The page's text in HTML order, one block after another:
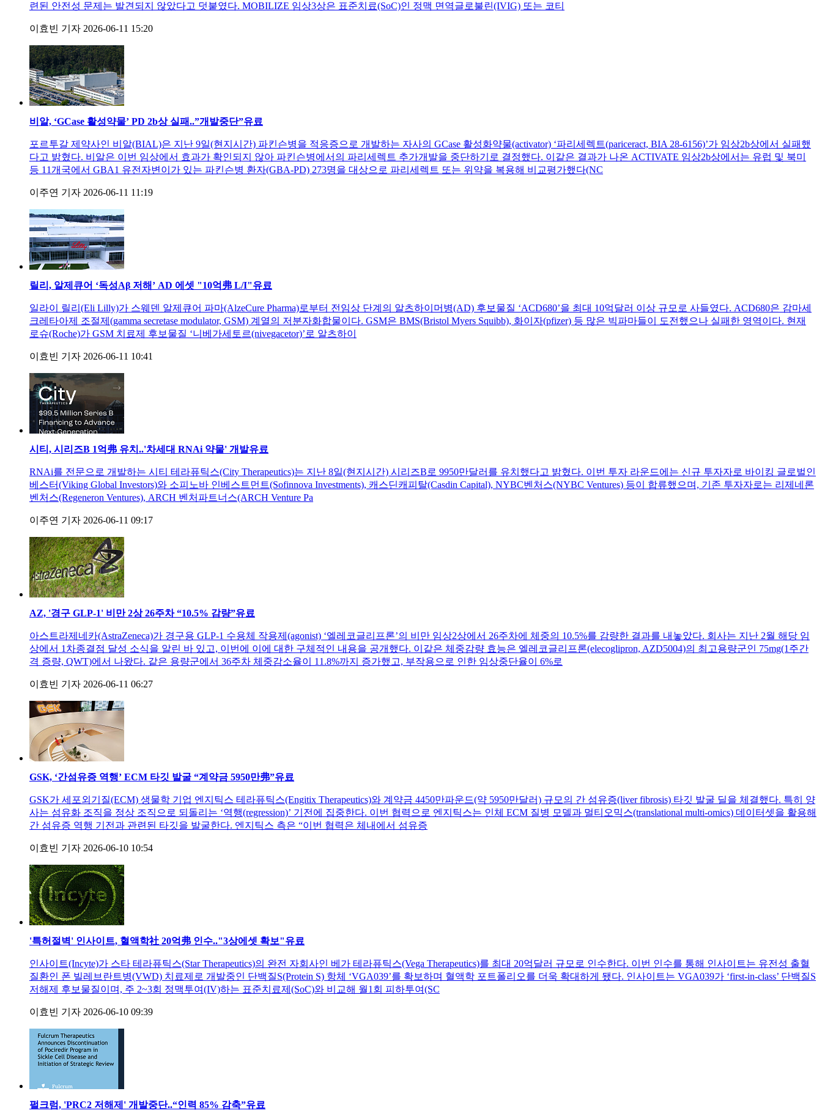
련된 안전성 문제는 발견되지 않았다고 덧붙였다. MOBILIZE 임상3상은 표준치료(SoC)인 정맥 면역글로불린(IVIG) 또는 코티
이효빈 기자 2026-06-11 15:20
비알, ‘GCase 활성약물’ PD 2b상 실패..”개발중단”유료
포르투갈 제약사인 비알(BIAL)은 지난 9일(현지시간) 파킨슨병을 적응증으로 개발하는 자사의 GCase 활성화약물(activator) ‘파리세렉트(pariceract, BIA 28-6156)’가 임상2b상에서 실패했
다고 밝혔다. 비알은 이번 임상에서 효과가 확인되지 않아 파킨슨병에서의 파리세렉트 추가개발을 중단하기로 결정했다. 이같은 결과가 나온 ACTIVATE 임상2b상에서는 유럽 및 북미
등 11개국에서 GBA1 유전자변이가 있는 파킨슨병 환자(GBA-PD) 273명을 대상으로 파리세렉트 또는 위약을 복용해 비교평가했다(NC
이주연 기자 2026-06-11 11:19
릴리, 알제큐어 ‘독성Aβ 저해’ AD 에셋 "10억弗 L/I"유료
일라이 릴리(Eli Lilly)가 스웨덴 알제큐어 파마(AlzeCure Pharma)로부터 전임상 단계의 알츠하이머병(AD) 후보물질 ‘ACD680’을 최대 10억달러 이상 규모로 사들였다. ACD680은 감마세
크레타아제 조절제(gamma secretase modulator, GSM) 계열의 저분자화합물이다. GSM은 BMS(Bristol Myers Squibb), 화이자(pfizer) 등 많은 빅파마들이 도전했으나 실패한 영역이다. 현재
로슈(Roche)가 GSM 치료제 후보물질 ‘니베가세토르(nivegacetor)’로 알츠하이
이효빈 기자 2026-06-11 10:41
시티, 시리즈B 1억弗 유치..'차세대 RNAi 약물' 개발유료
RNAi를 전문으로 개발하는 시티 테라퓨틱스(City Therapeutics)는 지난 8일(현지시간) 시리즈B로 9950만달러를 유치했다고 밝혔다. 이번 투자 라운드에는 신규 투자자로 바이킹 글로벌인
베스터(Viking Global Investors)와 소피노바 인베스트먼트(Sofinnova Investments), 캐스딘캐피탈(Casdin Capital), NYBC벤처스(NYBC Ventures) 등이 합류했으며, 기존 투자자로는 리제네론
벤처스(Regeneron Ventures), ARCH 벤처파트너스(ARCH Venture Pa
이주연 기자 2026-06-11 09:17
AZ, '경구 GLP-1' 비만 2상 26주차 “10.5% 감량”유료
아스트라제네카(AstraZeneca)가 경구용 GLP-1 수용체 작용제(agonist) ‘엘레코글리프론’의 비만 임상2상에서 26주차에 체중의 10.5%를 감량한 결과를 내놓았다. 회사는 지난 2월 해당 임
상에서 1차종결점 달성 소식을 알린 바 있고, 이번에 이에 대한 구체적인 내용을 공개했다. 이같은 체중감량 효능은 엘레코글리프론(elecoglipron, AZD5004)의 최고용량군인 75mg(1주간
격 증량, QWT)에서 나왔다. 같은 용량군에서 36주차 체중감소율이 11.8%까지 증가했고, 부작용으로 인한 임상중단율이 6%로
이효빈 기자 2026-06-11 06:27
GSK, ‘간섬유증 역행’ ECM 타깃 발굴 “계약금 5950만弗”유료
GSK가 세포외기질(ECM) 생물학 기업 엔지틱스 테라퓨틱스(Engitix Therapeutics)와 계약금 4450만파운드(약 5950만달러) 규모의 간 섬유증(liver fibrosis) 타깃 발굴 딜을 체결했다. 특히 양
사는 섬유화 조직을 정상 조직으로 되돌리는 ‘역행(regression)’ 기전에 집중한다. 이번 협력으로 엔지틱스는 인체 ECM 질병 모델과 멀티오믹스(translational multi-omics) 데이터셋을 활용해
간 섬유증 역행 기전과 관련된 타깃을 발굴한다. 엔지틱스 측은 “이번 협력은 체내에서 섬유증
이효빈 기자 2026-06-10 10:54
'특허절벽' 인사이트, 혈액학社 20억弗 인수.."3상에셋 확보"유료
인사이트(Incyte)가 스타 테라퓨틱스(Star Therapeutics)의 완전 자회사인 베가 테라퓨틱스(Vega Therapeutics)를 최대 20억달러 규모로 인수한다. 이번 인수를 통해 인사이트는 유전성 출혈
질환인 폰 빌레브란트병(VWD) 치료제로 개발중인 단백질S(Protein S) 항체 ‘VGA039’를 확보하며 혈액학 포트폴리오를 더욱 확대하게 됐다. 인사이트는 VGA039가 ‘first-in-class’ 단백질S
저해제 후보물질이며, 주 2~3회 정맥투여(IV)하는 표준치료제(SoC)와 비교해 월1회 피하투여(SC
이효빈 기자 2026-06-10 09:39
펄크럼, 'PRC2 저해제' 개발중단..“인력 85% 감축”유료